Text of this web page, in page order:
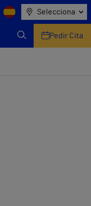
Selecciona
Pedir Cita